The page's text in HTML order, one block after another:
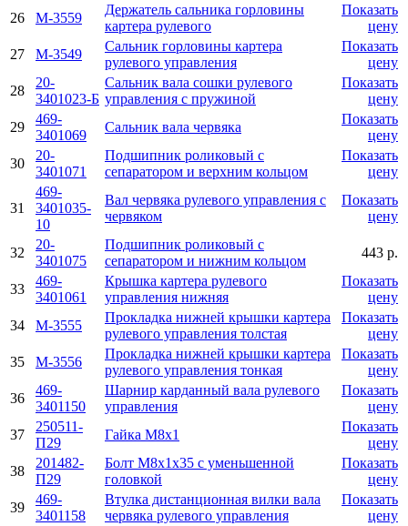
26
M-3559
Держатель сальника горловины
картера рулевого
Показать
цену
27
M-3549
Сальник горловины картера
рулевого управления
Показать
цену
28
20-
3401023-Б
Сальник вала сошки рулевого
управления с пружиной
Показать
цену
29
469-
3401069
Сальник вала червяка
Показать
цену
30
20-
3401071
Подшипник роликовый с
сепаратором и верхним кольцом
Показать
цену
31
469-
3401035-
10
Вал червяка рулевого управления с
червяком
Показать
цену
32
20-
3401075
Подшипник роликовый с
сепаратором и нижним кольцом
443 р.
33
469-
3401061
Крышка картера рулевого
управления нижняя
Показать
цену
34
M-3555
Прокладка нижней крышки картера
рулевого управления толстая
Показать
цену
35
M-3556
Прокладка нижней крышки картера
рулевого управления тонкая
Показать
цену
36
469-
3401150
Шарнир карданный вала рулевого
управления
Показать
цену
37
250511-
П29
Гайка М8х1
Показать
цену
38
201482-
П29
Болт М8х1х35 с уменьшенной
головкой
Показать
цену
39
469-
3401158
Втулка дистанционная вилки вала
червяка рулевого управления
Показать
цену